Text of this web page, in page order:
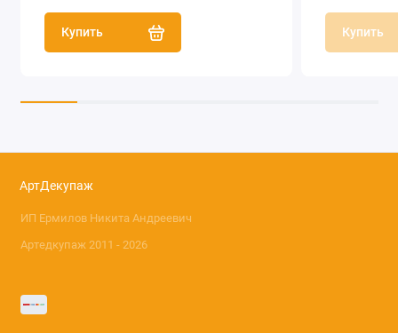
Купить Купить
АртДекупаж
ИП Ермилов Никита Андреевич
Артедкупаж 2011 - 2026